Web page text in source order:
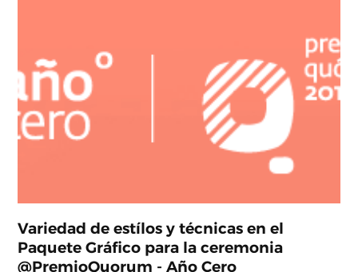
Variedad de estílos y técnicas en el
Paquete Gráfico para la ceremonia
@PremioQuorum - Año Cero